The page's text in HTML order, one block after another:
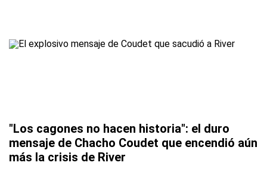
"Los cagones no hacen historia": el duro
mensaje de Chacho Coudet que encendió aún
más la crisis de River